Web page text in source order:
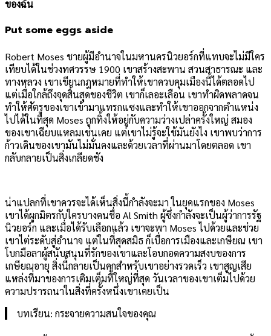
ของฉัน
Put some eggs aside
Robert Moses ชายผู้มีอำนาจในมหานครนิวยอร์กที่แทบจะไม่มีใคร
เทียบได้ในช่วงทศวรรษ 1900 เขาสร้างสะพาน สวนสาธารณะ และ
ทางหลวง เขาเขียนกฎหมายที่ทำให้เขาควบคุมเมืองนี้ได้ตลอดไป
แต่เมื่อใกล้ถึงจุดสิ้นสุดของชีวิต เขาก็เลอะเลือน เขาทำผิดพลาดจน
ทำให้ศัตรูของเขาเข้ามาแทรกแซงและทำให้เขาออกจากตำแหน่ง
ไปได้ในที่สุด Moses ถูกทิ้งให้อยู่กับความว่างเปล่าครั้งใหญ่ สมอง
ของเขาเฉียบแหลมเช่นเคย แต่เขาไม่รู้จะใช้มันยังไง เขาพบว่าการ
ก้าวเดินของเขามันไม่มั่นคงและด้วยเวลาที่ผ่านมาโดยตลอด เขา
กลับกลายเป็นสิ่งเกลียดชัง
น่าแปลกที่เขาควรจะได้เห็นสิ่งนี้กำลังจะมา ในยุคแรกของ Moses
เขาได้ผูกมิตรกับใครบางคนชื่อ Al Smith ผู้ซึ่งกำลังจะเป็นผู้ว่าการรัฐ
นิวยอร์ก และเมื่อได้รับเลือกแล้ว เขาจะพา Moses ไปด้วยและช่วย
เขาไต่ระดับสู่อำนาจ แต่ในที่สุดสมิธ ก็เบื่อการเมืองและเกษียณ เขา
โบกมือลาผู้สนับสนุนที่รักของเขาและโอบกอดความสงบของการ
เกษียณอายุ สิ่งนี้กลายเป็นคุกสำหรับเขาอย่างรวดเร็ว เขาสูญเสีย
แหล่งที่มาของการเติมเต็มที่ใหญ่ที่สุด วันเวลาของเขาเต็มไปด้วย
ความปรารถนาในสิ่งที่ครั้งหนึ่งเขาเคยเป็น
บทเรียน: กระจายความสนใจของคุณ